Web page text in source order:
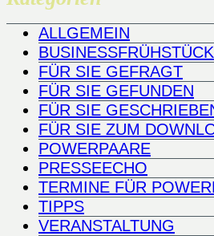
ALLGEMEIN
BUSINESSFRÜHSTÜCK
FÜR SIE GEFRAGT
FÜR SIE GEFUNDEN
FÜR SIE
FÜR SIE ZUM
POWERPAARE
PRESSEECHO
TERMINE FÜR
TIPPS
VERANSTALTUNG